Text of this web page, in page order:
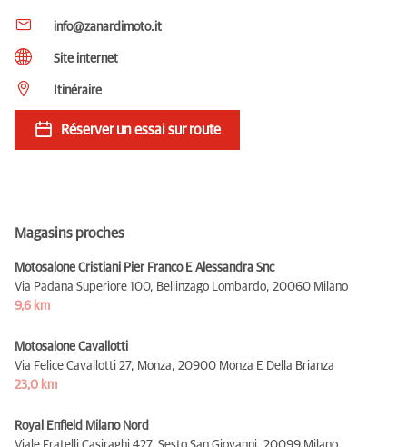
info@zanardimoto.it
Site internet
Itinéraire
Réserver un essai sur route
Magasins proches
Motosalone Cristiani Pier Franco E Alessandra Snc
Via Padana Superiore 100, Bellinzago Lombardo, 20060 Milano
9,6 km
Motosalone Cavallotti
Via Felice Cavallotti 27, Monza, 20900 Monza E Della Brianza
23,0 km
Royal Enfield Milano Nord